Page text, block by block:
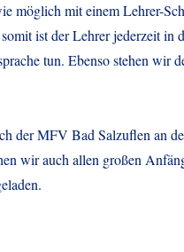
möglich mit einem Lehrer-
ist der Lehrer jederzeit
tun. Ebenso stehen
der MFV Bad Salzuflen an
wir auch allen großen